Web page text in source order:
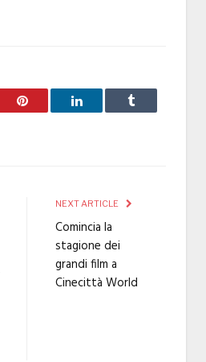
Pinterest LinkedIn Tumblr
NEXT ARTICLE
Comincia la
stagione dei
grandi film a
Cinecittà World